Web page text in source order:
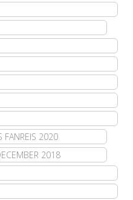
FANREIS 2020
2018